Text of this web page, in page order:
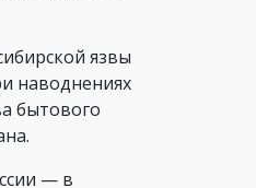
язвы
наводнениях
бытового
— в